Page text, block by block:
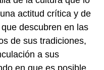
actitud crítica y de
descubren en las
de sus tradiciones,
a sus
en que es posible